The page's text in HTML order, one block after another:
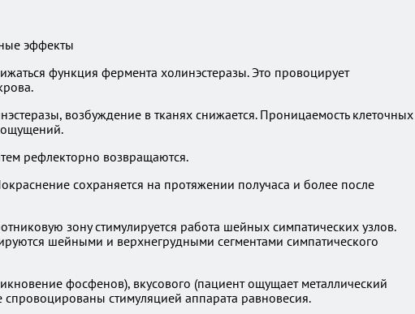
эффекты
функция фермента холинэстеразы. Это провоцирует
возбуждение в тканях снижается. Проницаемость клеточных
ощущений.
рефлекторно возвращаются.
сохраняется на протяжении получаса и более после
зону стимулируется работа шейных симпатических узлов.
шейными и верхнегрудными сегментами симпатического
фосфенов), вкусового (пациент ощущает металлический
стимуляцией аппарата равновесия.